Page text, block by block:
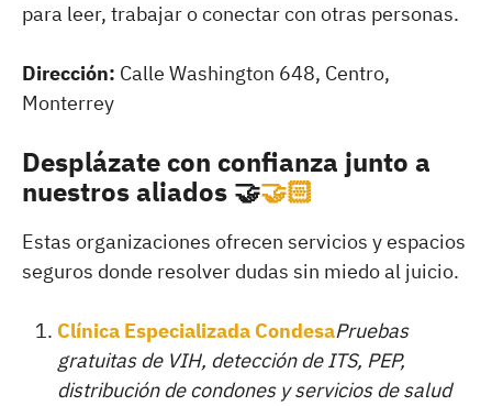
para leer, trabajar o conectar con otras personas.
Dirección: Calle Washington 648, Centro,
Monterrey
Desplázate con confianza junto a
nuestros aliados 🤝🤝🏻
Estas organizaciones ofrecen servicios y espacios
seguros donde resolver dudas sin miedo al juicio.
Clínica Especializada CondesaPruebas
gratuitas de VIH, detección de ITS, PEP,
distribución de condones y servicios de salud